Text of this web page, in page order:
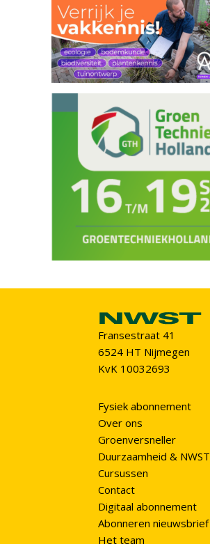
Fransestraat 41
6524 HT Nijmegen
KvK 10032693
Fysiek abonnement
Over ons
Groenversneller
Duurzaamheid & NWST
Cursussen
Contact
Digitaal abonnement
Abonneren nieuwsbrief
Het team